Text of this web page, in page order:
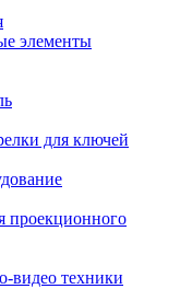
элементы
для ключей
проекционного
видео техники